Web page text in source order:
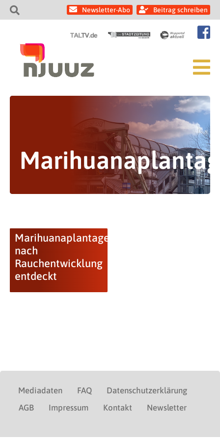
Newsletter-Abo Beitrag schreiben
Marihuanaplantage
nach
Rauchentwicklung
entdeckt
Mediadaten FAQ
Datenschutzerklärung
AGB
Impressum Kontakt Newsletter